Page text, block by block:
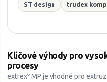
ST design trudex
Klíčové výhody pro
procesy
extrex⁶ MP je vhodné pro